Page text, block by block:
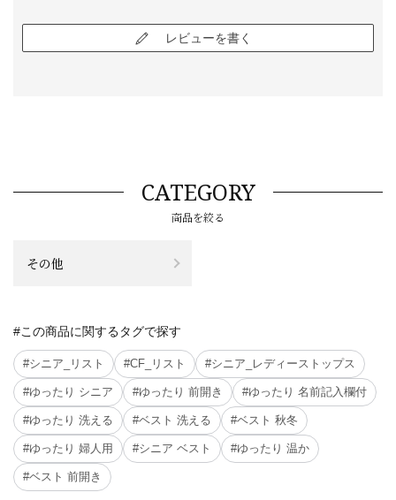
レビューを書く
CATEGORY
商品を絞る
その他
#この商品に関するタグで探す
#シニア_リスト #CF_リスト #シニア_レディーストップス
#ゆったり シニア #ゆったり 前開き #ゆったり 名前記入欄付
#ゆったり 洗える #ベスト 洗える #ベスト 秋冬
#ゆったり 婦人用 #シニア ベスト #ゆったり 温か
#ベスト 前開き